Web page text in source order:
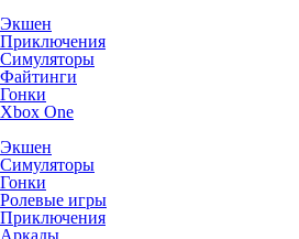
Экшен
Приключения
Симуляторы
Файтинги
Гонки
Xbox One
Экшен
Симуляторы
Гонки
Ролевые игры
Приключения
Аркады